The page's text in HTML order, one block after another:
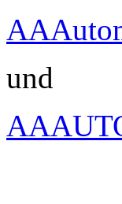
und